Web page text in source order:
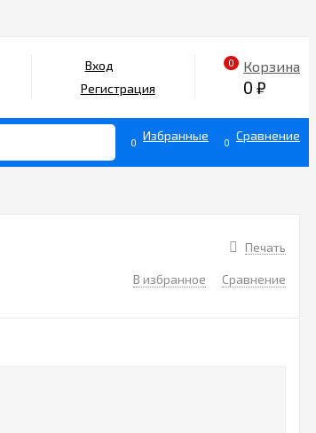
Вход
Регистрация
0 Корзина
0 ₽
0 Избранные 0 Сравнение
Печать
В избранное Сравнение